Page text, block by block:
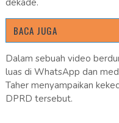
dekade.
BACA JUGA
Dalam sebuah video
luas di WhatsApp dan
Taher menyampaikan
DPRD tersebut.